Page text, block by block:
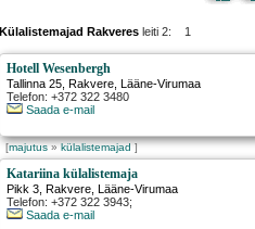
Külalistemajad Rakveres leiti 2: 1
Hotell Wesenbergh
Tallinna 25 Rakvere , Lääne-Virumaa
Telefon: +372 322 3480
Saada e-mail
[majutus»külalistemajad]
Katariina külalistemaja
Pikk 3 Rakvere , Lääne-Virumaa
Telefon: +372 322 3943;
Saada e-mail